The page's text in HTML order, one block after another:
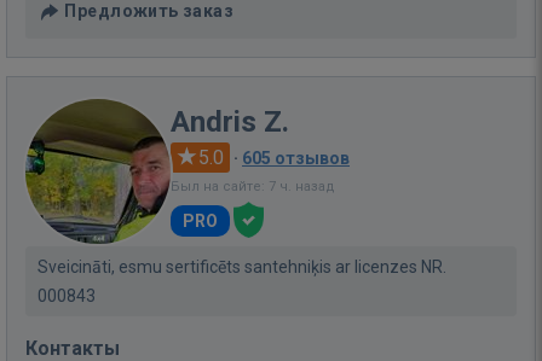
Предложить заказ
Andris Z.
5.0 · 605 отзывов
Был на сайте: 7 ч. назад
PRO
Sveicināti, esmu sertificēts santehniķis ar licenzes NR.
000843
Контакты